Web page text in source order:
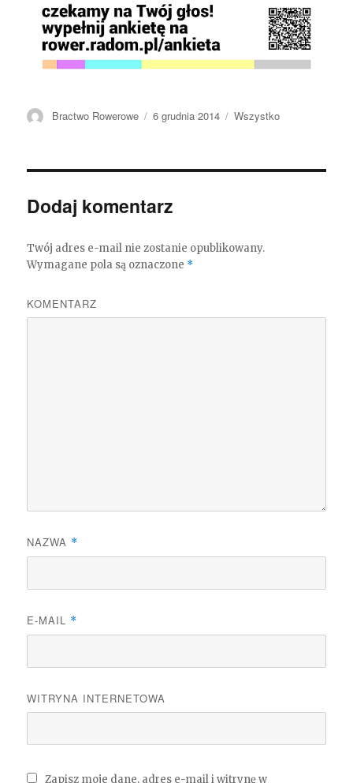
Autor
Bractwo Rowerowe Opublikowano
6 grudnia 2014 Kategorie
Wszystko
Dodaj komentarz
Twój adres e-mail nie zostanie opublikowany.
Wymagane pola są oznaczone *
KOMENTARZ
NAZWA *
E-MAIL *
WITRYNA INTERNETOWA
Zapisz moje dane, adres e-mail i witrynę w